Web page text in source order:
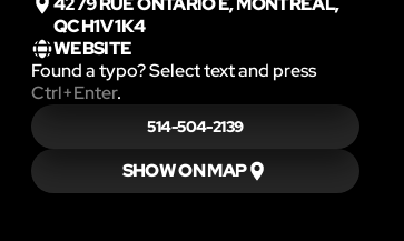
QC H1V 1K4
WEBSITE
Found a typo? Select text and press
Ctrl+Enter.
514-504-2139
SHOW ON MAP